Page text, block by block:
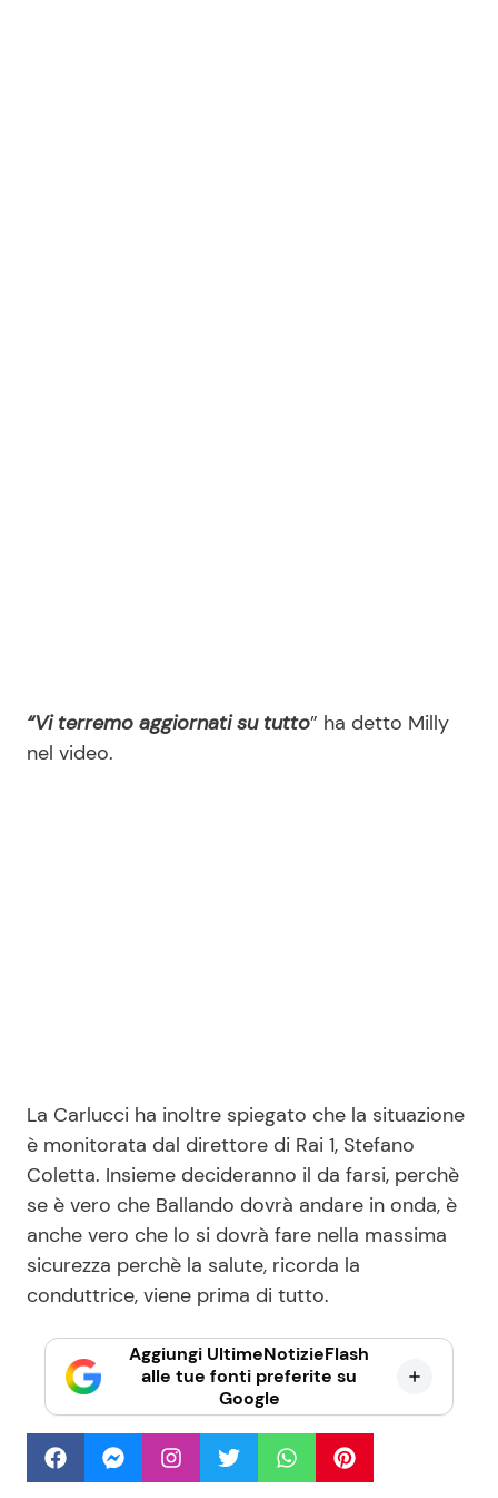
“Vi terremo aggiornati su tutto” ha detto Milly
nel video.
La Carlucci ha inoltre spiegato che la situazione
è monitorata dal direttore di Rai 1, Stefano
Coletta. Insieme decideranno il da farsi, perchè
se è vero che Ballando dovrà andare in onda, è
anche vero che lo si dovrà fare nella massima
sicurezza perchè la salute, ricorda la
conduttrice, viene prima di tutto.
Aggiungi UltimeNotizieFlash
alle tue fonti preferite su
Google